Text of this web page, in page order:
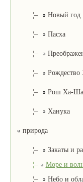
¦– Новый год
¦– Пасха
¦–
¦– Рождество
¦– Рош Ха-
¦– Ханука
природа
¦–
Закаты и
¦–
Море и
¦–
Небо и